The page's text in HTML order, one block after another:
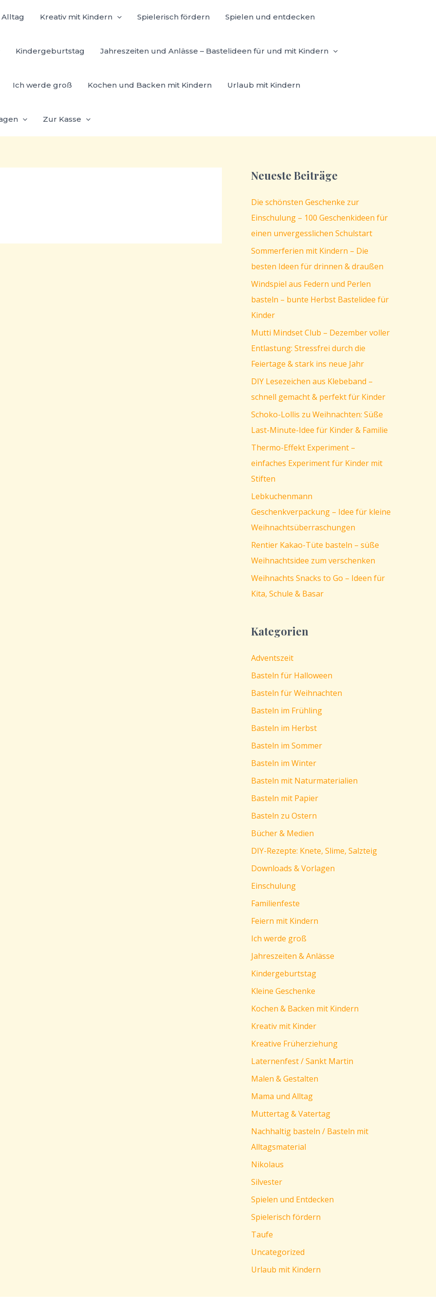
Alltag Kreativ mit Kindern Spielerisch fördern Spielen und entdecken
Kindergeburtstag Jahreszeiten und Anlässe – Bastelideen für und mit Kindern
Ich werde groß Kochen und Backen mit Kindern Urlaub mit Kindern
Zur Kasse
Neueste Beiträge
Die schönsten Geschenke zur
Einschulung – 100 Geschenkideen für
einen unvergesslichen Schulstart
Sommerferien mit Kindern – Die
besten Ideen für drinnen & draußen
Windspiel aus Federn und Perlen
basteln – bunte Herbst Bastelidee für
Kinder
Mutti Mindset Club – Dezember voller
Entlastung: Stressfrei durch die
Feiertage & stark ins neue Jahr
DIY Lesezeichen aus Klebeband –
schnell gemacht & perfekt für Kinder
Schoko-Lollis zu Weihnachten: Süße
Last-Minute-Idee für Kinder & Familie
Thermo-Effekt Experiment –
einfaches Experiment für Kinder mit
Stiften
Lebkuchenmann
Geschenkverpackung – Idee für kleine
Weihnachtsüberraschungen
Rentier Kakao-Tüte basteln – süße
Weihnachtsidee zum verschenken
Weihnachts Snacks to Go – Ideen für
Kita, Schule & Basar
Kategorien
Adventszeit
Basteln für Halloween
Basteln für Weihnachten
Basteln im Frühling
Basteln im Herbst
Basteln im Sommer
Basteln im Winter
Basteln mit Naturmaterialien
Basteln mit Papier
Basteln zu Ostern
Bücher & Medien
DIY-Rezepte: Knete, Slime, Salzteig
Downloads & Vorlagen
Einschulung
Familienfeste
Feiern mit Kindern
Ich werde groß
Jahreszeiten & Anlässe
Kindergeburtstag
Kleine Geschenke
Kochen & Backen mit Kindern
Kreativ mit Kinder
Kreative Früherziehung
Laternenfest / Sankt Martin
Malen & Gestalten
Mama und Alltag
Muttertag & Vatertag
Nachhaltig basteln / Basteln mit
Alltagsmaterial
Nikolaus
Silvester
Spielen und Entdecken
Spielerisch fördern
Taufe
Uncategorized
Urlaub mit Kindern